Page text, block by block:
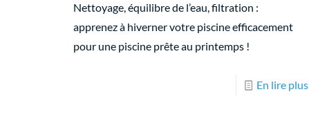
Nettoyage, équilibre de l’eau, filtration :
apprenez à hiverner votre piscine efficacement
pour une piscine prête au printemps !
En lire plus